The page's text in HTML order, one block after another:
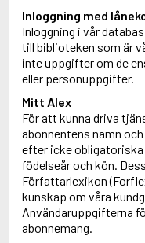
Inloggning med
Inloggning i vår
till biblioteken som är
inte uppgifter om de
eller personuppgifter.
Mitt Alex
För att kunna driva
abonnentens namn
efter icke
födelseår och kön.
Författarlexikon
kunskap om våra
Användaruppgifterna
abonnemang.